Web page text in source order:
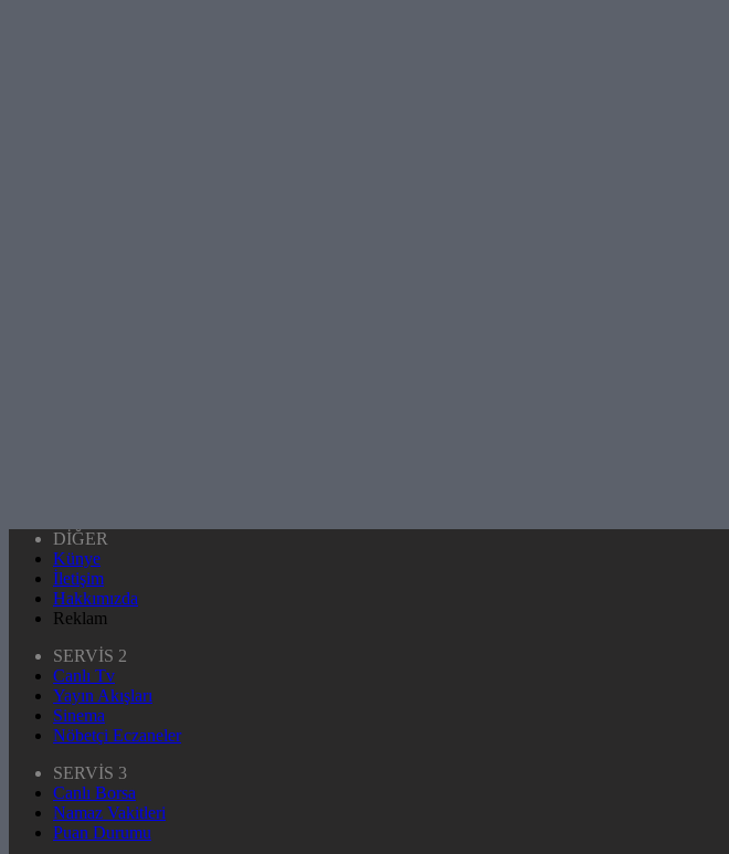
DİĞER
Künye
İletişim
Hakkımızda
Reklam
SERVİS 2
Canlı Tv
Yayın Akışları
Sinema
Nöbetçi Eczaneler
SERVİS 3
Canlı Borsa
Namaz Vakitleri
Puan Durumu